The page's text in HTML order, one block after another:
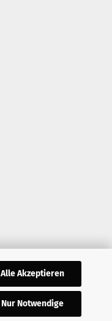
Alle Akzeptieren
Nur Notwendige